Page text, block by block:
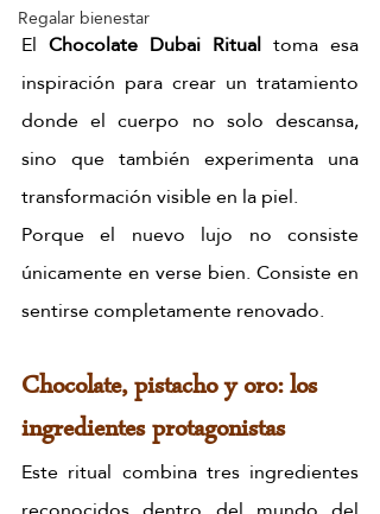
Regalar bienestar
El Chocolate Dubai Ritual toma esa
inspiración para crear un tratamiento
donde el cuerpo no solo descansa,
sino que también experimenta una
transformación visible en la piel.
Porque el nuevo lujo no consiste
únicamente en verse bien. Consiste en
sentirse completamente renovado.
Chocolate, pistacho y oro: los
ingredientes protagonistas
Este ritual combina tres ingredientes